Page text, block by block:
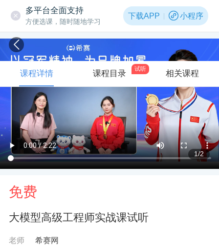
多平台全面支持
方便选课，随时随地学习
下载APP 小程序
1/2
免费
大模型高级工程师实战课试听
老师
希赛网
课程详情 课程目录
试听
相关课程